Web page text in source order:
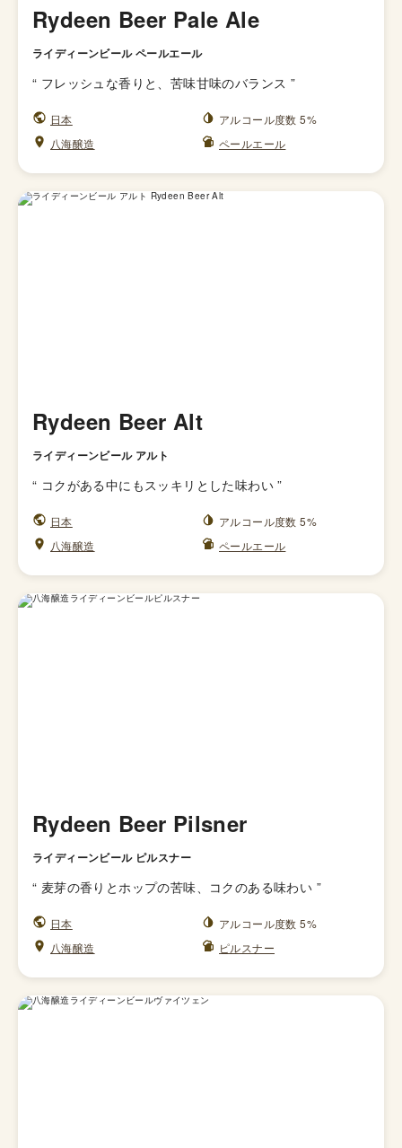
Rydeen Beer Pale Ale
ライディーンビール ペールエール
“ フレッシュな香りと、苦味甘味のバランス ”
日本
アルコール度数 5%
八海醸造
ペールエール
Rydeen Beer Alt
ライディーンビール アルト
“ コクがある中にもスッキリとした味わい ”
日本
アルコール度数 5%
八海醸造
ペールエール
Rydeen Beer Pilsner
ライディーンビール ピルスナー
“ 麦芽の香りとホップの苦味、コクのある味わい ”
日本
アルコール度数 5%
八海醸造
ピルスナー